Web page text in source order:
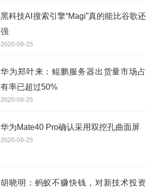
黑科技AI搜索引擎“Magi”真的能比谷歌还
强
2020-09-25
华为郑叶来：鲲鹏服务器出货量市场占
有率已超过50%
2020-09-25
华为Mate40 Pro确认采用双挖孔曲面屏
2020-09-25
胡晓明：蚂蚁不赚快钱，对新技术投资